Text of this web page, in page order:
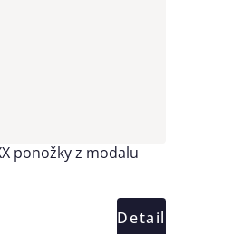
ponožky z modalu
Detail